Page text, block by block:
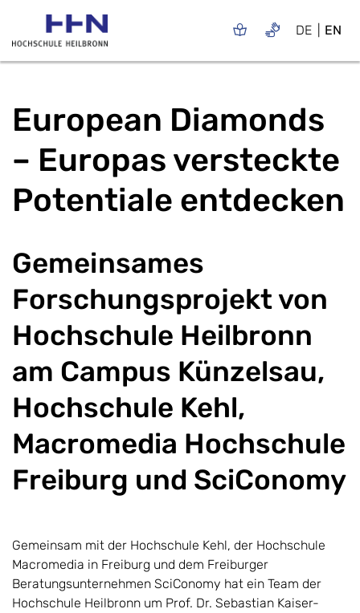
DE EN
European Diamonds
– Europas versteckte
Potentiale entdecken
Gemeinsames
Forschungsprojekt von
Hochschule Heilbronn
am Campus Künzelsau,
Hochschule Kehl,
Macromedia Hochschule
Freiburg und SciConomy
Gemeinsam mit der Hochschule Kehl, der Hochschule
Macromedia in Freiburg und dem Freiburger
Beratungsunternehmen SciConomy hat ein Team der
Hoch­­schule Heil­bronn um Prof. Dr. Sebastian Kaiser-